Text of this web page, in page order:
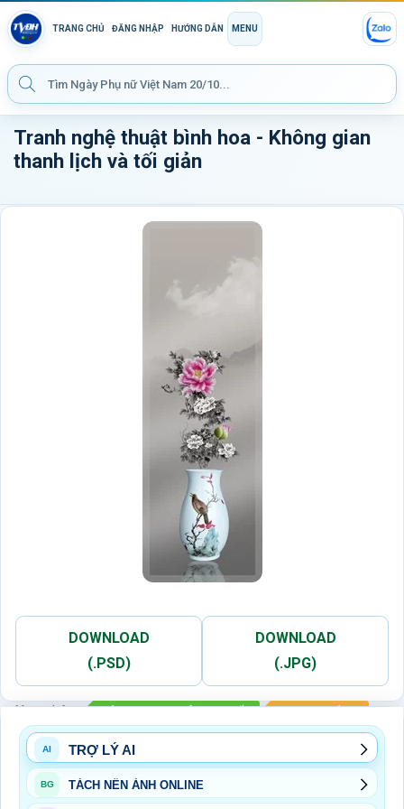
TRANG CHỦ ĐĂNG NHẬP HƯỚNG DẪN MENU
Tranh nghệ thuật bình hoa - Không gian
thanh lịch và tối giản
DOWNLOAD
(.PSD)
DOWNLOAD
(.JPG)
Xem thêm:
AI TRỢ LÝ AI
BG TÁCH NỀN ẢNH ONLINE